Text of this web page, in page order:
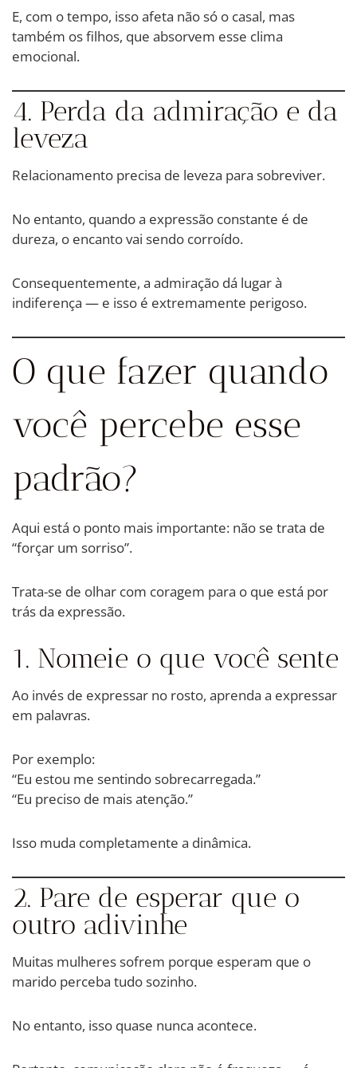
E, com o tempo, isso afeta não só o casal, mas
também os filhos, que absorvem esse clima
emocional.
4. Perda da admiração e da
leveza
Relacionamento precisa de leveza para sobreviver.
No entanto, quando a expressão constante é de
dureza, o encanto vai sendo corroído.
Consequentemente, a admiração dá lugar à
indiferença — e isso é extremamente perigoso.
O que fazer quando
você percebe esse
padrão?
Aqui está o ponto mais importante: não se trata de
“forçar um sorriso”.
Trata-se de olhar com coragem para o que está por
trás da expressão.
1. Nomeie o que você sente
Ao invés de expressar no rosto, aprenda a expressar
em palavras.
Por exemplo:
“Eu estou me sentindo sobrecarregada.”
“Eu preciso de mais atenção.”
Isso muda completamente a dinâmica.
2. Pare de esperar que o
outro adivinhe
Muitas mulheres sofrem porque esperam que o
marido perceba tudo sozinho.
No entanto, isso quase nunca acontece.